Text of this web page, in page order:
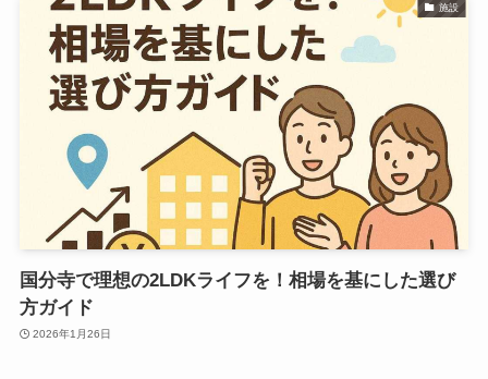
施設
国分寺で理想の2LDKライフを！相場を基にした選び
方ガイド
2026年1月26日